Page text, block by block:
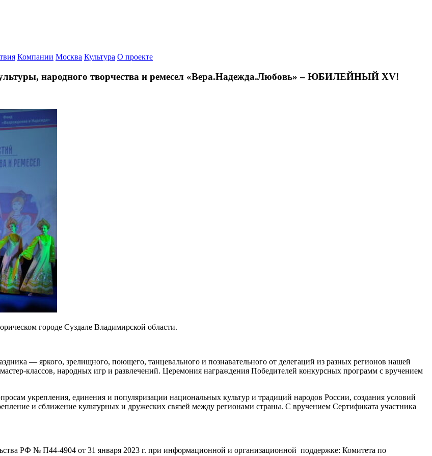
Компании Москва Культура О проекте
народного творчества и ремесел «Вера.Надежда.Любовь» – ЮБИЛЕЙНЫЙ XV!
городе Суздале Владимирской области.
— яркого, зрелищного, поющего, танцевального и познавательного от делегаций из разных регионов нашей
классов, народных игр и развлечений. Церемония награждения Победителей конкурсных программ с вручением
укрепления, единения и популяризации национальных культур и традиций народов России, создания условий
и сближение культурных и дружеских связей между регионами страны. С вручением Сертификата участника
РФ № П44-4904 от 31 января 2023 г. при информационной и организационной поддержке: Комитета по